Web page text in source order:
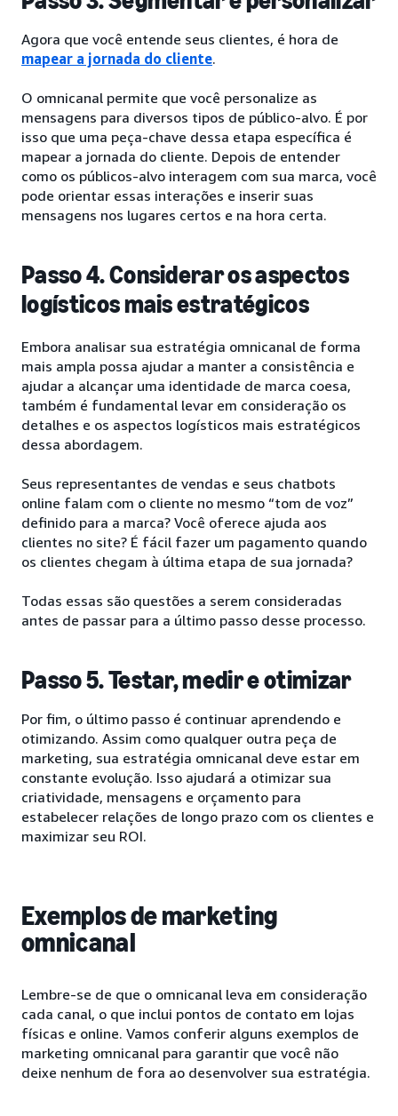
Agora que você entende seus clientes, é hora de
mapear a jornada do cliente.
O omnicanal permite que você personalize as
mensagens para diversos tipos de público-alvo. É por
isso que uma peça-chave dessa etapa específica é
mapear a jornada do cliente. Depois de entender
como os públicos-alvo interagem com sua marca, você
pode orientar essas interações e inserir suas
mensagens nos lugares certos e na hora certa.
Passo 4. Considerar os aspectos
logísticos mais estratégicos
Embora analisar sua estratégia omnicanal de forma
mais ampla possa ajudar a manter a consistência e
ajudar a alcançar uma identidade de marca coesa,
também é fundamental levar em consideração os
detalhes e os aspectos logísticos mais estratégicos
dessa abordagem.
Seus representantes de vendas e seus chatbots
online falam com o cliente no mesmo “tom de voz”
definido para a marca? Você oferece ajuda aos
clientes no site? É fácil fazer um pagamento quando
os clientes chegam à última etapa de sua jornada?
Todas essas são questões a serem consideradas
antes de passar para a último passo desse processo.
Passo 5. Testar, medir e otimizar
Por fim, o último passo é continuar aprendendo e
otimizando. Assim como qualquer outra peça de
marketing, sua estratégia omnicanal deve estar em
constante evolução. Isso ajudará a otimizar sua
criatividade, mensagens e orçamento para
estabelecer relações de longo prazo com os clientes e
maximizar seu ROI.
Exemplos de marketing
omnicanal
Lembre-se de que o omnicanal leva em consideração
cada canal, o que inclui pontos de contato em lojas
físicas e online. Vamos conferir alguns exemplos de
marketing omnicanal para garantir que você não
deixe nenhum de fora ao desenvolver sua estratégia.